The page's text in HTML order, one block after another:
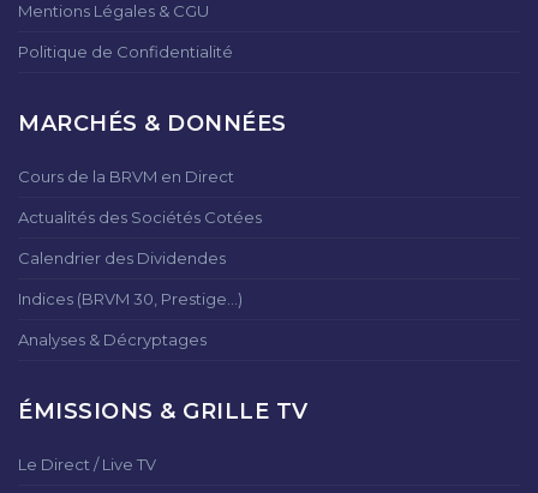
Mentions Légales & CGU
Politique de Confidentialité
MARCHÉS & DONNÉES
Cours de la BRVM en Direct
Actualités des Sociétés Cotées
Calendrier des Dividendes
Indices (BRVM 30, Prestige...)
Analyses & Décryptages
ÉMISSIONS & GRILLE TV
Le Direct / Live TV